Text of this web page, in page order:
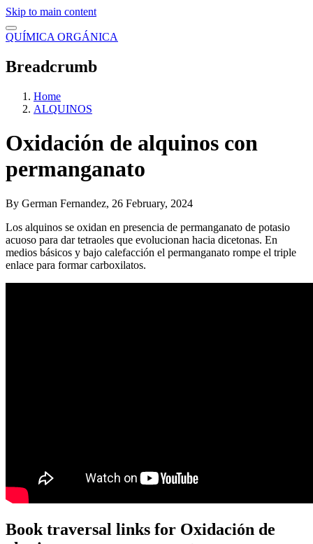
Skip to main content
QUÍMICA ORGÁNICA
Breadcrumb
Home
ALQUINOS
Oxidación de alquinos con
permanganato
By German Fernandez, 26 February, 2024
Los alquinos se oxidan en presencia de permanganato de potasio
acuoso para dar tetraoles que evolucionan hacia dicetonas. En
medios básicos y bajo calefacción el permanganato rompe el triple
enlace para formar carboxilatos.
Book traversal links for Oxidación de